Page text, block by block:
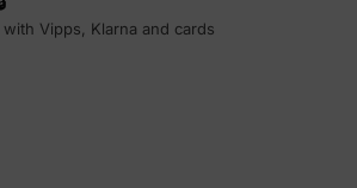
Vipps, Klarna and cards